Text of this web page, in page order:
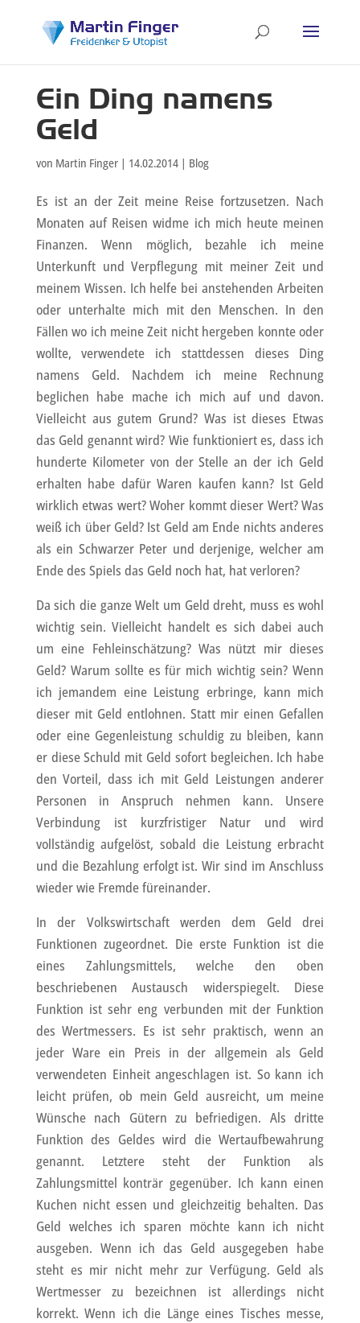
Ein Ding namens
Geld
von Martin Finger| 14.02.2014| Blog
Es ist an der Zeit meine Reise fortzusetzen. Nach
Monaten auf Reisen widme ich mich heute meinen
Finanzen. Wenn möglich, bezahle ich meine
Unterkunft und Verpflegung mit meiner Zeit und
meinem Wissen. Ich helfe bei anstehenden Arbeiten
oder unterhalte mich mit den Menschen. In den
Fällen wo ich meine Zeit nicht hergeben konnte oder
wollte, verwendete ich stattdessen dieses Ding
namens Geld. Nachdem ich meine Rechnung
beglichen habe mache ich mich auf und davon.
Vielleicht aus gutem Grund? Was ist dieses Etwas
das Geld genannt wird? Wie funktioniert es, dass ich
hunderte Kilometer von der Stelle an der ich Geld
erhalten habe dafür Waren kaufen kann? Ist Geld
wirklich etwas wert? Woher kommt dieser Wert? Was
weiß ich über Geld? Ist Geld am Ende nichts anderes
als ein Schwarzer Peter und derjenige, welcher am
Ende des Spiels das Geld noch hat, hat verloren?
Da sich die ganze Welt um Geld dreht, muss es wohl
wichtig sein. Vielleicht handelt es sich dabei auch
um eine Fehleinschätzung? Was nützt mir dieses
Geld? Warum sollte es für mich wichtig sein? Wenn
ich jemandem eine Leistung erbringe, kann mich
dieser mit Geld entlohnen. Statt mir einen Gefallen
oder eine Gegenleistung schuldig zu bleiben, kann
er diese Schuld mit Geld sofort begleichen. Ich habe
den Vorteil, dass ich mit Geld Leistungen anderer
Personen in Anspruch nehmen kann. Unsere
Verbindung ist kurzfristiger Natur und wird
vollständig aufgelöst, sobald die Leistung erbracht
und die Bezahlung erfolgt ist. Wir sind im Anschluss
wieder wie Fremde füreinander.
In der Volkswirtschaft werden dem Geld drei
Funktionen zugeordnet. Die erste Funktion ist die
eines Zahlungsmittels, welche den oben
beschriebenen Austausch widerspiegelt. Diese
Funktion ist sehr eng verbunden mit der Funktion
des Wertmessers. Es ist sehr praktisch, wenn an
jeder Ware ein Preis in der allgemein als Geld
verwendeten Einheit angeschlagen ist. So kann ich
leicht prüfen, ob mein Geld ausreicht, um meine
Wünsche nach Gütern zu befriedigen. Als dritte
Funktion des Geldes wird die Wertaufbewahrung
genannt. Letztere steht der Funktion als
Zahlungsmittel konträr gegenüber. Ich kann einen
Kuchen nicht essen und gleichzeitig behalten. Das
Geld welches ich sparen möchte kann ich nicht
ausgeben. Wenn ich das Geld ausgegeben habe
steht es mir nicht mehr zur Verfügung. Geld als
Wertmesser zu bezeichnen ist allerdings nicht
korrekt. Wenn ich die Länge eines Tisches messe,